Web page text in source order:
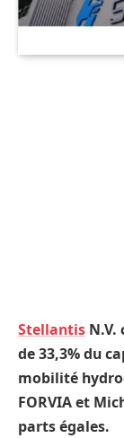
Stellantis
de 33,3% du
mobilité
FORVIA et
parts égales.